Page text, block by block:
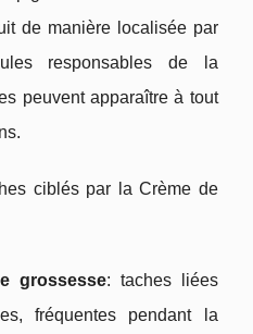
de manière localisée par
responsables de la
peuvent apparaître à tout
ciblés par la Crème de
grossesse: taches liées
fréquentes pendant la